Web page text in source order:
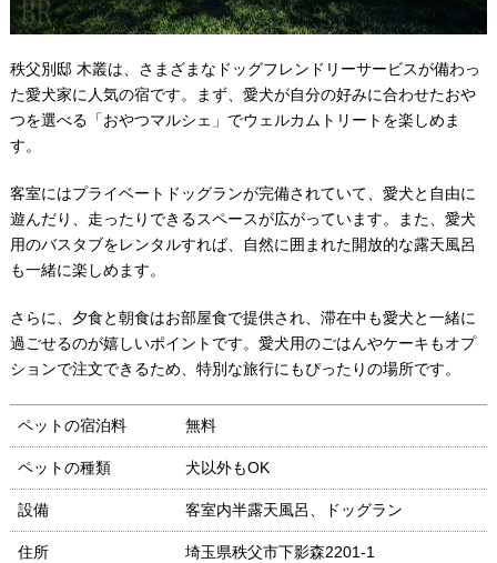
秩父別邸 木叢は、さまざまなドッグフレンドリーサービスが備わっ
た愛犬家に人気の宿です。まず、愛犬が自分の好みに合わせたおや
つを選べる「おやつマルシェ」でウェルカムトリートを楽しめま
す。
客室にはプライベートドッグランが完備されていて、愛犬と自由に
遊んだり、走ったりできるスペースが広がっています。また、愛犬
用のバスタブをレンタルすれば、自然に囲まれた開放的な露天風呂
も一緒に楽しめます。
さらに、夕食と朝食はお部屋食で提供され、滞在中も愛犬と一緒に
過ごせるのが嬉しいポイントです。愛犬用のごはんやケーキもオプ
ションで注文できるため、特別な旅行にもぴったりの場所です。
ペットの宿泊料 無料
ペットの種類 犬以外もOK
設備 客室内半露天風呂、ドッグラン
住所 埼玉県秩父市下影森2201-1